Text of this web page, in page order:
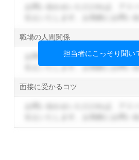
職場の人間関係
お問い合わせいただければ、アド
伝えいたします。お気軽にお問い
面接に受かるコツ
担当者にこっそり聞い